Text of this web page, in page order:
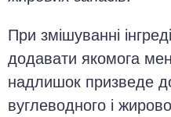
При змішуванні
додавати якомога
надлишок призведе
вуглеводного і